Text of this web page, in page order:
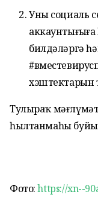
Уны социаль
билдәләргә
хэштектарын
Тулыраҡ
һылтанмаһы
Фото:https://xn--